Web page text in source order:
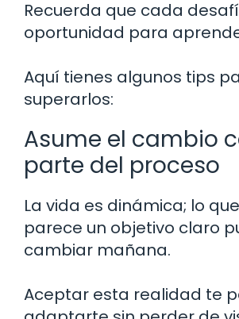
Recuerda que cada
oportunidad para
Aquí tienes algunos tips
superarlos:
Asume el cambio
parte del proceso
La vida es dinámica; lo
parece un objetivo claro
cambiar mañana.
Aceptar esta realidad te